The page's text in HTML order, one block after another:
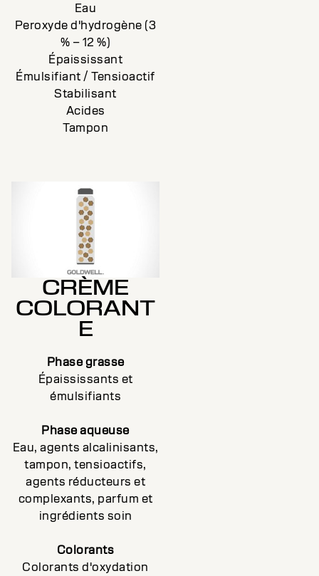
Eau
Peroxyde d'hydrogène (3
% – 12 %)
Épaississant
Émulsifiant / Tensioactif
Stabilisant
Acides
Tampon
CRÈME
COLORANT
E
Phase grasse
Épaississants et
émulsifiants
Phase aqueuse
Eau, agents alcalinisants,
tampon, tensioactifs,
agents réducteurs et
complexants, parfum et
ingrédients soin
Colorants
Colorants d'oxydation